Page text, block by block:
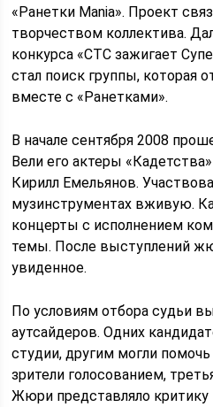
«Ранетки Mania». Проект
творчеством коллектива.
конкурса «СТС зажигает
стал поиск группы, которая
вместе с «Ранетками».
В начале сентября 2008
Вели его актеры
Кирилл Емельянов.
музинструментах вживую.
концерты с исполнением
темы. После выступлений
увиденное.
По условиям отбора судьи
аутсайдеров. Одних
студии, другим могли
зрители голосованием,
Жюри представляло